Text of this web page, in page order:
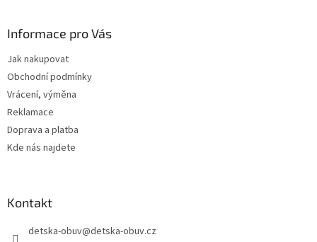
Informace pro Vás
Jak nakupovat
Obchodní podmínky
Vrácení, výměna
Reklamace
Doprava a platba
Kde nás najdete
Kontakt
detska-obuv@detska-obuv.cz